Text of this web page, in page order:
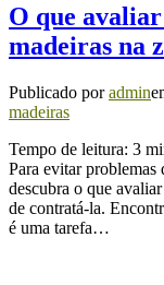
O que
madeiras na
Publicado poradmin
madeiras
Tempo de leitura: 3
Para evitar problemas
descubra o que
de contratá-la.
é uma tarefa…